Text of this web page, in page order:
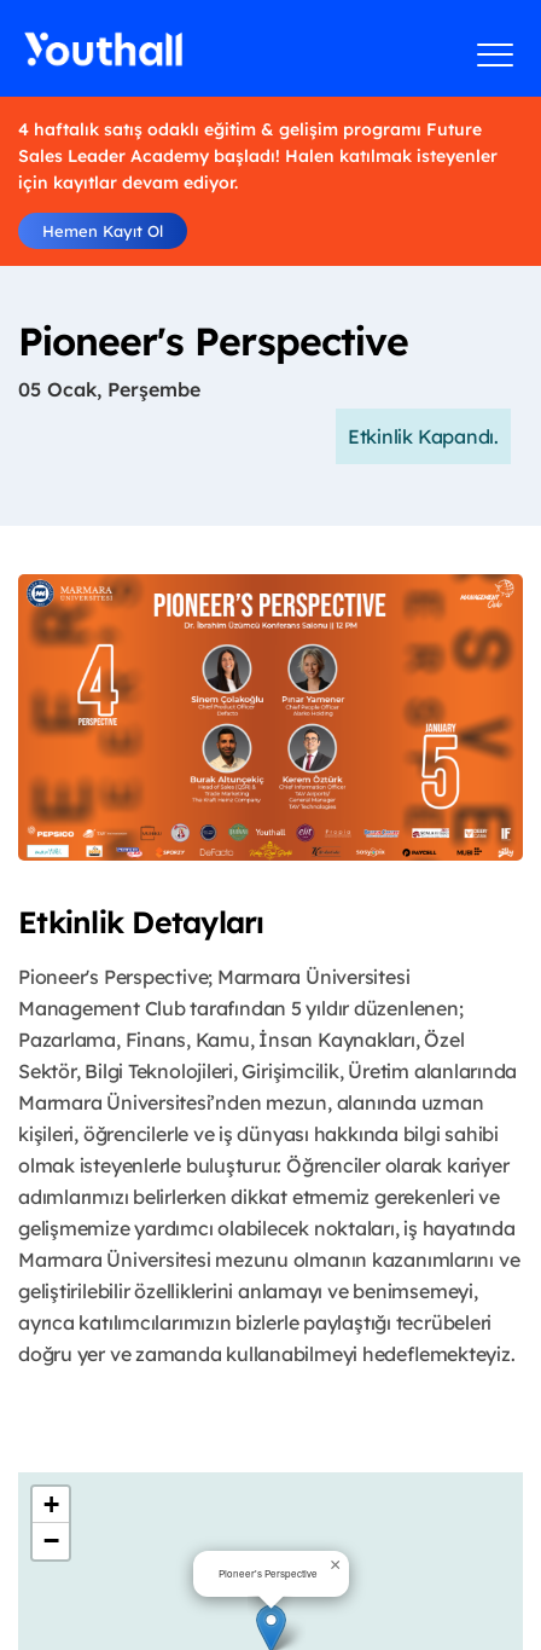
4 haftalık satış odaklı eğitim & gelişim programı Future
Sales Leader Academy başladı! Halen katılmak isteyenler
için kayıtlar devam ediyor.
Hemen Kayıt Ol
Pioneer's Perspective
05 Ocak, Perşembe
Etkinlik Kapandı.
Etkinlik Detayları
Pioneer's Perspective; Marmara Üniversitesi
Management Club tarafından 5 yıldır düzenlenen;
Pazarlama, Finans, Kamu, İnsan Kaynakları, Özel
Sektör, Bilgi Teknolojileri, Girişimcilik, Üretim alanlarında
Marmara Üniversitesi’nden mezun, alanında uzman
kişileri, öğrencilerle ve iş dünyası hakkında bilgi sahibi
olmak isteyenlerle buluşturur. Öğrenciler olarak kariyer
adımlarımızı belirlerken dikkat etmemiz gerekenleri ve
gelişmemize yardımcı olabilecek noktaları, iş hayatında
Marmara Üniversitesi mezunu olmanın kazanımlarını ve
geliştirilebilir özelliklerini anlamayı ve benimsemeyi,
ayrıca katılımcılarımızın bizlerle paylaştığı tecrübeleri
doğru yer ve zamanda kullanabilmeyi hedeflemekteyiz.
Pioneer's Perspective ×
+
−